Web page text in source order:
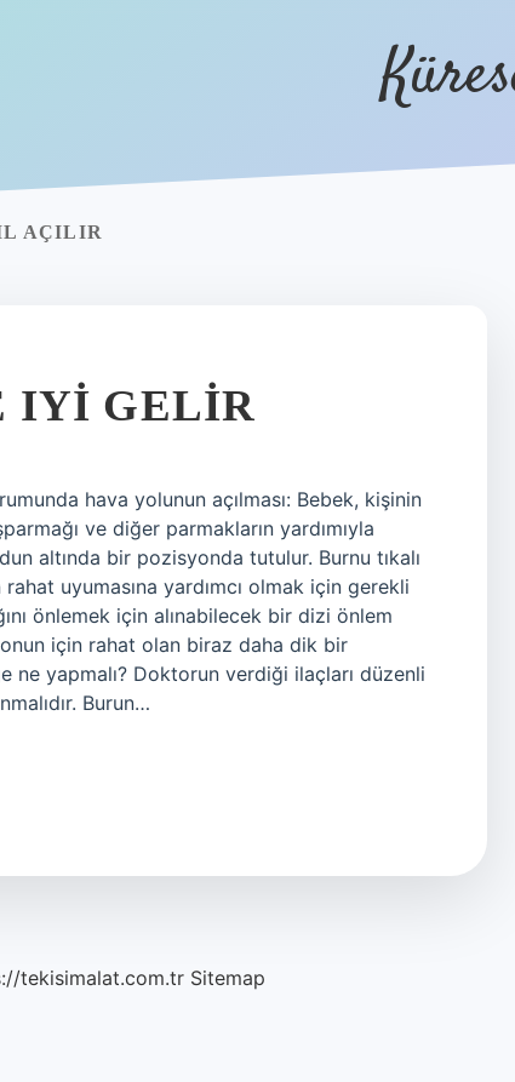
AÇILIR
IYI GELIR
hava yolunun açılması: Bebek, kişinin
ve diğer parmakların yardımıyla
altında bir pozisyonda tutulur. Burnu tıkalı
uyumasına yardımcı olmak için gerekli
önlemek için alınabilecek bir dizi önlem
için rahat olan biraz daha dik bir
ne yapmalı? Doktorun verdiği ilaçları düzenli
Burun…
tekisimalat.com.tr Sitemap